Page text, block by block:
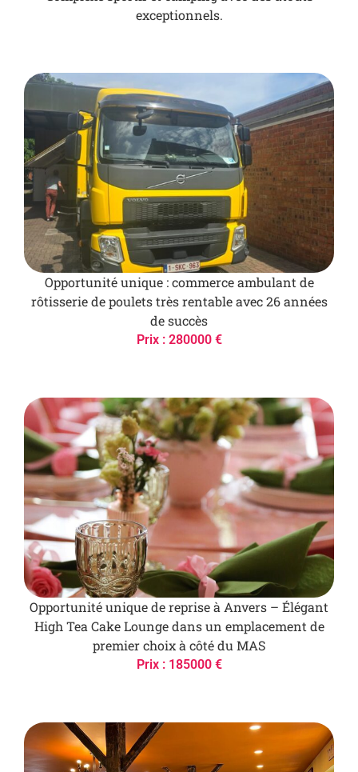
exceptionnels.
Opportunité unique : commerce ambulant de
rôtisserie de poulets très rentable avec 26 années
de succès
Prix : 280000 €
Opportunité unique de reprise à Anvers – Élégant
High Tea Cake Lounge dans un emplacement de
premier choix à côté du MAS
Prix : 185000 €